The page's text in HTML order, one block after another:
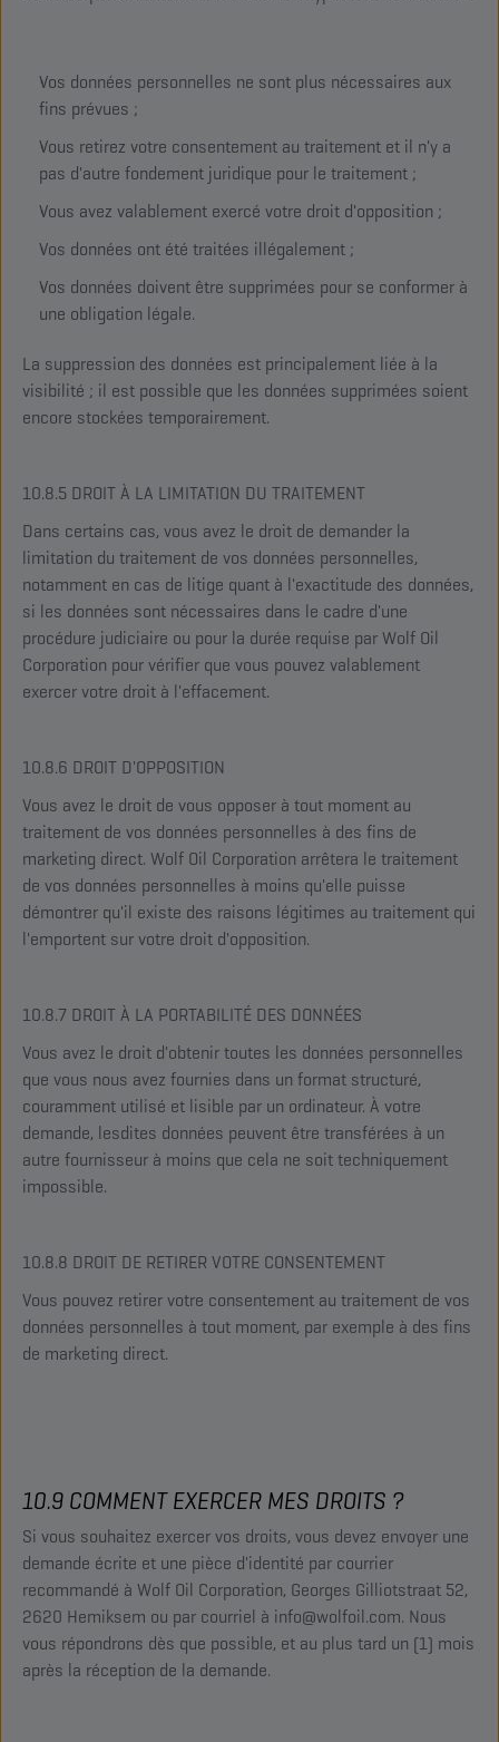
Vos données personnelles ne sont plus nécessaires aux
fins prévues ;
Vous retirez votre consentement au traitement et il n'y a
pas d'autre fondement juridique pour le traitement ;
Vous avez valablement exercé votre droit d'opposition ;
Vos données ont été traitées illégalement ;
Vos données doivent être supprimées pour se conformer à
une obligation légale.
La suppression des données est principalement liée à la
visibilité ; il est possible que les données supprimées soient
encore stockées temporairement.
10.8.5 DROIT À LA LIMITATION DU TRAITEMENT
Dans certains cas, vous avez le droit de demander la
limitation du traitement de vos données personnelles,
notamment en cas de litige quant à l'exactitude des données,
si les données sont nécessaires dans le cadre d'une
procédure judiciaire ou pour la durée requise par Wolf Oil
Corporation pour vérifier que vous pouvez valablement
exercer votre droit à l'effacement.
10.8.6 DROIT D'OPPOSITION
Vous avez le droit de vous opposer à tout moment au
traitement de vos données personnelles à des fins de
marketing direct. Wolf Oil Corporation arrêtera le traitement
de vos données personnelles à moins qu'elle puisse
démontrer qu'il existe des raisons légitimes au traitement qui
l'emportent sur votre droit d'opposition.
10.8.7 DROIT À LA PORTABILITÉ DES DONNÉES
Vous avez le droit d'obtenir toutes les données personnelles
que vous nous avez fournies dans un format structuré,
couramment utilisé et lisible par un ordinateur. À votre
demande, lesdites données peuvent être transférées à un
autre fournisseur à moins que cela ne soit techniquement
impossible.
10.8.8 DROIT DE RETIRER VOTRE CONSENTEMENT
Vous pouvez retirer votre consentement au traitement de vos
données personnelles à tout moment, par exemple à des fins
de marketing direct.
10.9 COMMENT EXERCER MES DROITS ?
Si vous souhaitez exercer vos droits, vous devez envoyer une
demande écrite et une pièce d'identité par courrier
recommandé à Wolf Oil Corporation, Georges Gilliotstraat 52,
2620 Hemiksem ou par courriel à info@wolfoil.com. Nous
vous répondrons dès que possible, et au plus tard un (1) mois
après la réception de la demande.